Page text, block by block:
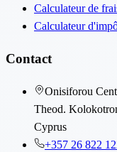
Calculateur de
Calculateur
Contact
Onisiforou
Theod.
Cyprus
+357 26 822